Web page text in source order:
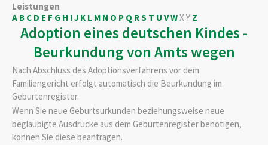
Leistungen
A B C D E F G H IJ K L M N O P Q RS T U VWXY Z
Adoption eines deutschen Kindes -
Beurkundung von Amts wegen
Nach Abschluss des Adoptionsverfahrens vor dem
Familiengericht erfolgt automatisch die Beurkundung im
Geburtenregister.
Wenn Sie neue Geburtsurkunden beziehungsweise neue
beglaubigte Ausdrucke aus dem Geburtenregister benötigen,
können Sie diese beantragen.